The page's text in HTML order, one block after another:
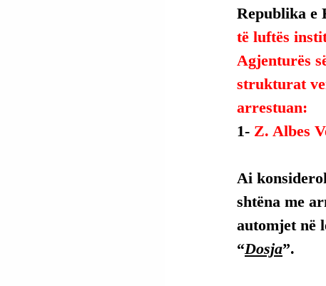
Republika e
të luftës
Agjenturës
strukturat
arrestuan:
1- Z. Albes
Ai
shtëna me
automjet në
“Dosja”.